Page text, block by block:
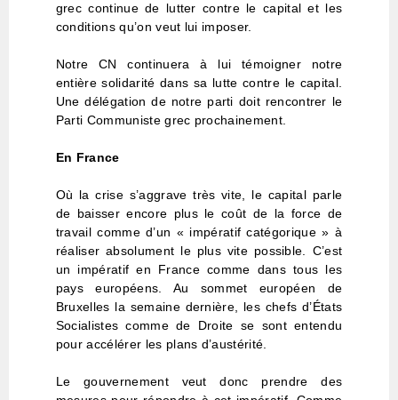
grec continue de lutter contre le capital et les
conditions qu’on veut lui imposer.
Notre CN continuera à lui témoigner notre
entière solidarité dans sa lutte contre le capital.
Une délégation de notre parti doit rencontrer le
Parti Communiste grec prochainement.
En France
Où la crise s’aggrave très vite, le capital parle
de baisser encore plus le coût de la force de
travail comme d’un « impératif catégorique » à
réaliser absolument le plus vite possible. C’est
un impératif en France comme dans tous les
pays européens. Au sommet européen de
Bruxelles la semaine dernière, les chefs d’États
Socialistes comme de Droite se sont entendu
pour accélérer les plans d’austérité.
Le gouvernement veut donc prendre des